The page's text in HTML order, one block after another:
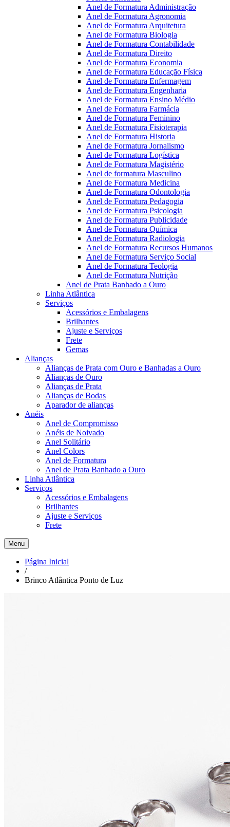
Anel de Formatura Administração
Anel de Formatura Agronomia
Anel de Formatura Arquitetura
Anel de Formatura Biologia
Anel de Formatura Contabilidade
Anel de Formatura Direito
Anel de Formatura Economia
Anel de Formatura Educação Física
Anel de Formatura Enfermagem
Anel de Formatura Engenharia
Anel de Formatura Ensino Médio
Anel de Formatura Farmácia
Anel de Formatura Feminino
Anel de Formatura Fisioterapia
Anel de Formatura Historia
Anel de Formatura Jornalismo
Anel de Formatura Logística
Anel de Formatura Magistério
Anel de formatura Masculino
Anel de Formatura Medicina
Anel de Formatura Odontologia
Anel de Formatura Pedagogia
Anel de Formatura Psicologia
Anel de Formatura Publicidade
Anel de Formatura Química
Anel de Formatura Radiologia
Anel de Formatura Recursos Humanos
Anel de Formatura Serviço Social
Anel de Formatura Teologia
Anel de Formatura Nutrição
Anel de Prata Banhado a Ouro
Linha Atlântica
Serviços
Acessórios e Embalagens
Brilhantes
Ajuste e Serviços
Frete
Gemas
Alianças
Alianças de Prata com Ouro e Banhadas a Ouro
Alianças de Ouro
Alianças de Prata
Alianças de Bodas
Aparador de alianças
Anéis
Anel de Compromisso
Anéis de Noivado
Anel Solitário
Anel Colors
Anel de Formatura
Anel de Prata Banhado a Ouro
Linha Atlântica
Serviços
Acessórios e Embalagens
Brilhantes
Ajuste e Serviços
Frete
Menu
Página Inicial
/
Brinco Atlântica Ponto de Luz